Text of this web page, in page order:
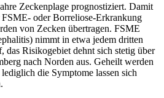
Zeckenplage prognostiziert. Damit
oder Borreliose-Erkrankung
von Zecken übertragen. FSME
nimmt in etwa jedem dritten
das Risikogebiet dehnt sich stetig über
nach Norden aus. Geheilt werden
die Symptome lassen sich